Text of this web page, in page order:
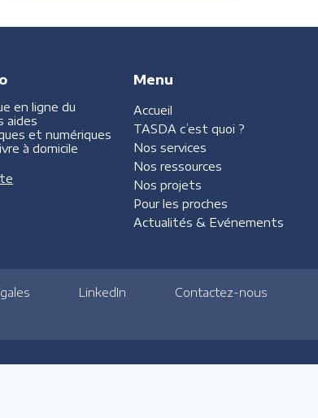
en ligne du
aides
et numériques
à domicile
Menu
Accueil
TASDA c’est quoi ?
Nos services
Nos ressources
Nos projets
Pour les proches
Actualités & Evénements
LinkedIn Contactez-nous